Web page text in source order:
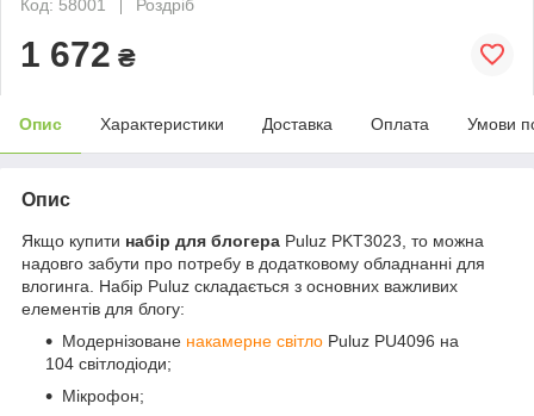
Код: 58001
Роздріб
1 672 ₴
Опис Характеристики Доставка Оплата Умови
Опис
Якщо купити набір для блогера Puluz PKT3023, то можна
надовго забути про потребу в додатковому обладнанні для
влогинга. Набір Puluz складається з основних важливих
елементів для блогу:
Модернізоване накамерне світло Puluz PU4096 на
104 світлодіоди;
Мікрофон;